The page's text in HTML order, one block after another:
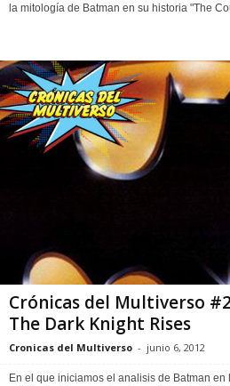
la mitología de Batman en su historia "The
Crónicas del Multiverso
The Dark Knight Rises
Cronicas del Multiverso - junio 6, 2012
En el que iniciamos el analisis de Batman